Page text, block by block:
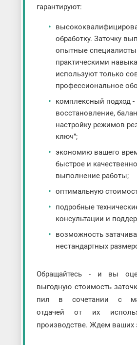
гарантируют:
обработку. Заточку
опытные
практическими
используют только
профессиональное
комплексный подход -
восстановление,
настройку режимов
ключ”;
экономию вашего
быстрое и
выполнение работы;
оптимальную
подробные
консультации и
возможность
нестандартных
Обращайтесь - и вы
выгодную стоимость
пил в сочетании с
отдачей от их
производстве. Ждем ваших